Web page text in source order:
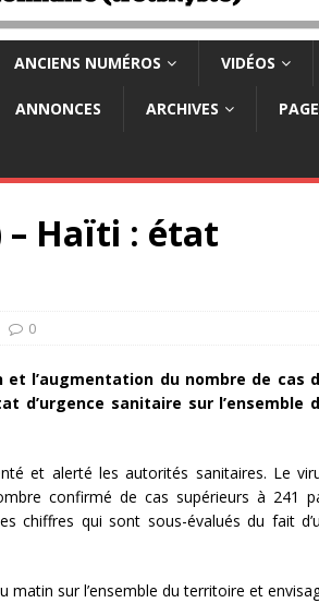
ANCIENS NUMÉROS VIDÉOS
ANNONCES ARCHIVES
– Haïti : état
0
l’augmentation du nombre de cas
d’urgence sanitaire sur l’ensemble
et alerté les autorités sanitaires. Le
confirmé de cas supérieurs à 241
chiffres qui sont sous-évalués du fait
sur l’ensemble du territoire et